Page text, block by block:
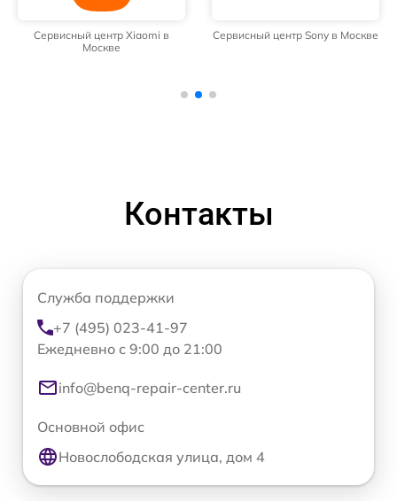
Сервисный центр Xiaomi в
Москве
Сервисный центр Sony в Москве
Контакты
Служба поддержки
+7 (495) 023-41-97
Ежедневно с 9:00 до 21:00
info@benq-repair-center.ru
Основной офис
Новослободская улица, дом 4